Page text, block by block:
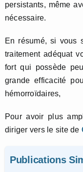
persistants, même
nécessaire.
En résumé, si vous
traitement adéquat
fort qui possède
grande efficacité
hémorroïdaires,
Pour avoir plus
diriger vers le site de
Publications